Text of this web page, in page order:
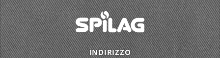
INDIRIZZO